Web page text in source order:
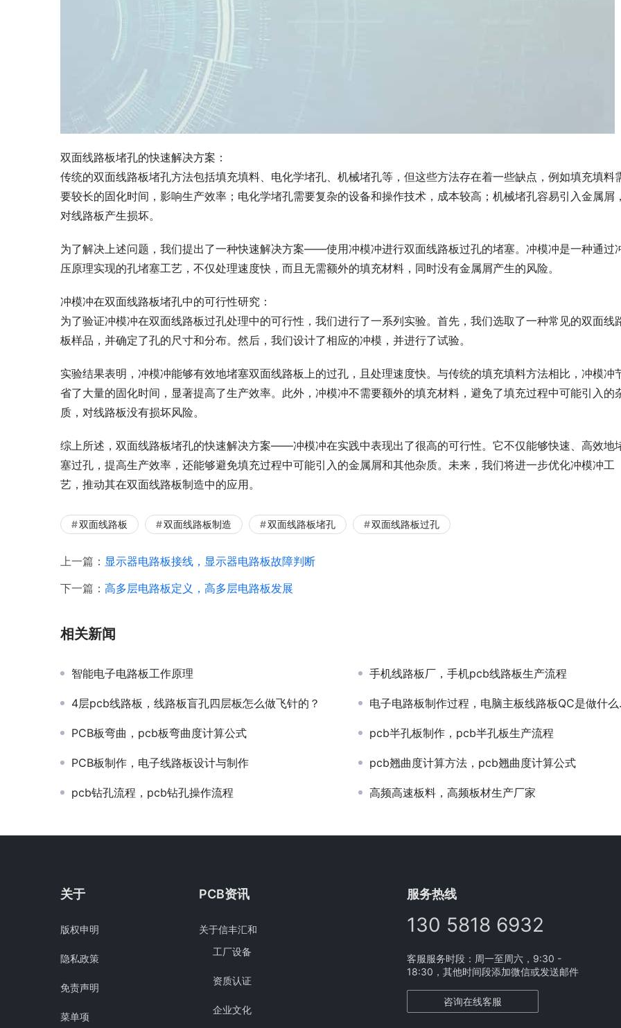
双面线路板堵孔的快速解决方案：
传统的双面线路板堵孔方法包括填充填料、电化学堵孔、机械堵孔等，但这些方法存在着一些缺点，例如填充填料
要较长的固化时间，影响生产效率；电化学堵孔需要复杂的设备和操作技术，成本较高；机械堵孔容易引入金属屑，
对线路板产生损坏。
为了解决上述问题，我们提出了一种快速解决方案——使用冲模冲进行双面线路板过孔的堵塞。冲模冲是一种通过
压原理实现的孔堵塞工艺，不仅处理速度快，而且无需额外的填充材料，同时没有金属屑产生的风险。
冲模冲在双面线路板堵孔中的可行性研究：
为了验证冲模冲在双面线路板过孔处理中的可行性，我们进行了一系列实验。首先，我们选取了一种常见的双面线
板样品，并确定了孔的尺寸和分布。然后，我们设计了相应的冲模，并进行了试验。
实验结果表明，冲模冲能够有效地堵塞双面线路板上的过孔，且处理速度快。与传统的填充填料方法相比，冲模冲
省了大量的固化时间，显著提高了生产效率。此外，冲模冲不需要额外的填充材料，避免了填充过程中可能引入的
质，对线路板没有损坏风险。
综上所述，双面线路板堵孔的快速解决方案——冲模冲在实践中表现出了很高的可行性。它不仅能够快速、高效地
塞过孔，提高生产效率，还能够避免填充过程中可能引入的金属屑和其他杂质。未来，我们将进一步优化冲模冲工
艺，推动其在双面线路板制造中的应用。
双面线路板 双面线路板制造 双面线路板堵孔 双面线路板过孔
上一篇： 显示器电路板接线，显示器电路板故障判断
下一篇： 高多层电路板定义，高多层电路板发展
相关新闻
智能电子电路板工作原理 手机线路板厂，手机pcb线路板生产流程
4层pcb线路板，线路板盲孔四层板怎么做飞针的？ 电子电路板制作过程，电脑主板线路板QC是做什么的？
PCB板弯曲，pcb板弯曲度计算公式 pcb半孔板制作，pcb半孔板生产流程
PCB板制作，电子线路板设计与制作 pcb翘曲度计算方法，pcb翘曲度计算公式
pcb钻孔流程，pcb钻孔操作流程 高频高速板料，高频板材生产厂家
关于
版权申明
隐私政策
免责声明
菜单项
PCB资讯
关于信丰汇和
工厂设备
资质认证
企业文化
服务热线
130 5818 6932
客服服务时段：周一至周六，9:30 -
18:30，其他时间段添加微信或发送邮件
咨询在线客服